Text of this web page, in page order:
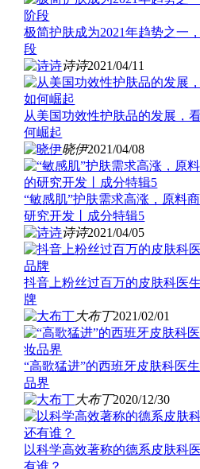
极简护肤成为2021年趋势之一
段
诗诗2021/04/11
从美国功效性护肤品的发展，
何崛起
晓伊2021/04/08
“敏感肌”护肤需求高涨，原料
研究开发丨成分特辑5
诗诗2021/04/05
抖音上粉丝过百万的皮肤科医
牌
大布丁2021/02/01
“高歌猛进”的西班牙皮肤科医
品界
大布丁2020/12/30
以科学高效著称的德系皮肤科